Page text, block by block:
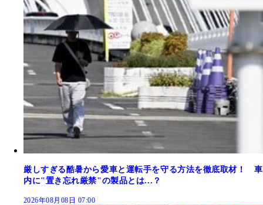
厳しすぎる酷暑から愛車と運転手を守る方法を徹底取材！ 車
内に"置き忘れ厳禁"の製品とは...？
2026年08月08日 07:00